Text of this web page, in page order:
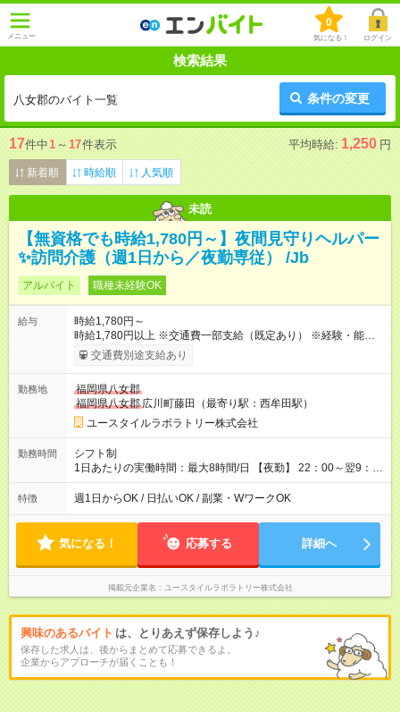
メニュー
0
気になる！ ログイン
検索結果
八女郡のバイト一覧 条件の変更
17件中1 ～ 17件表示 平均時給: 1,250 円
新着順 時給順 人気順
未読
【無資格でも時給1,780円～】夜間見守りヘルパー
✨訪問介護（週1日から／夜勤専従） /Jb
アルバイト 職種未経験OK
給与
時給1,780円～
時給1,780円以上 ※交通費一部支給（既定あり） ※経験・能力を
考慮して決定します 【収入例】 週1回勤務の場合：1,780円×8時
間×4回=5万6,960円 週3回勤務の場合：1,780円×8時間×12回
月 ※ 雇用形態と給与に、本採用時と異なる部分があります。 雇
用形態：本採用時と同じです。 給与：時給 1,490円以上
交通費別途支給あり
勤務地
福岡県八女郡
福岡県八女郡 広川町藤田（最寄り駅：西牟田駅）
ユースタイルラボラトリー株式会社
勤務時間
シフト制
1日あたりの実働時間：最大8時間/日 【夜勤】 22：00～翌9：
00 ※週1日～OK ／ 夜勤専従 ＊＊ 勤務時間例 ＊＊ ■22時か
ら翌7時 ■23時から翌8時 ■24時から翌9時 など ※上記の時間
ます。 ※曜日固定（毎週同じ曜日での勤務となります）
特徴 週1日からOK / 日払いOK / 副業・WワークOK
気になる！ 応募する 詳細へ
掲載元企業名 ユースタイルラボラトリー株式会社
興味のあるバイト は、とりあえず保存しよう♪
保存した求人は、後からまとめて応募できるよ。
企業からアプローチが届くことも！